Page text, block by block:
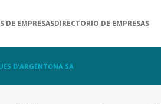
DE EMPRESASDIRECTORIO DE EMPRESAS
D'ARGENTONA SA